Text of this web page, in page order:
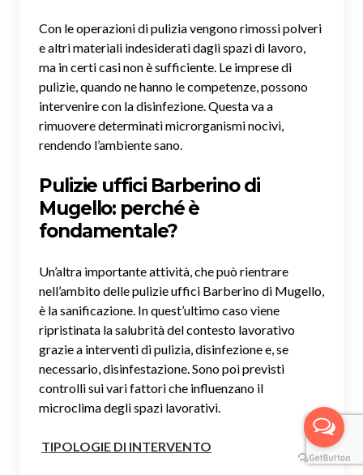
Con le operazioni di pulizia vengono rimossi polveri
e altri materiali indesiderati dagli spazi di lavoro,
ma in certi casi non è sufficiente. Le imprese di
pulizie, quando ne hanno le competenze, possono
intervenire con la disinfezione. Questa va a
rimuovere determinati microrganismi nocivi,
rendendo l’ambiente sano.
Pulizie uffici Barberino di
Mugello: perché è
fondamentale?
Un’altra importante attività, che può rientrare
nell’ambito delle pulizie uffici Barberino di Mugello,
è la sanificazione. In quest’ultimo caso viene
ripristinata la salubrità del contesto lavorativo
grazie a interventi di pulizia, disinfezione e, se
necessario, disinfestazione. Sono poi previsti
controlli sui vari fattori che influenzano il
microclima degli spazi lavorativi.
TIPOLOGIE DI INTERVENTO